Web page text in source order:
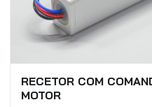
REMOTE CONTROL
TECNOROL CVR